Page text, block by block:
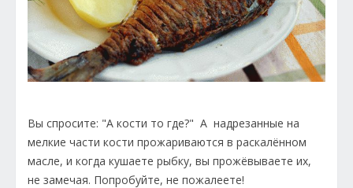
Вы спросите: "А кости то где?" А надрезанные на
мелкие части кости прожариваются в раскалённом
масле, и когда кушаете рыбку, вы прожёвываете их,
не замечая. Попробуйте, не пожалеете!